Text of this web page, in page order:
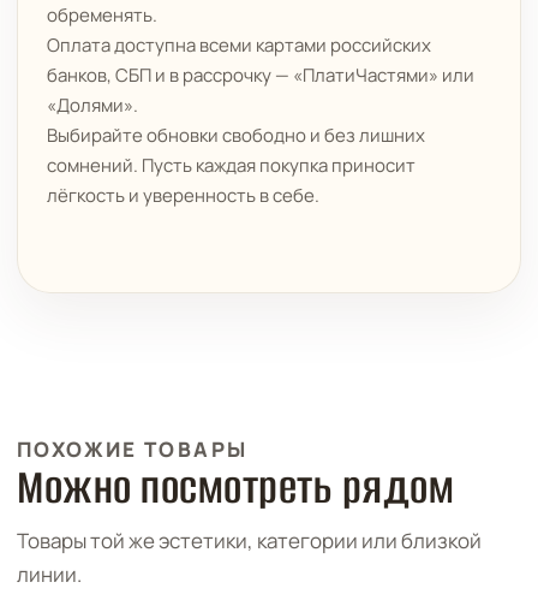
обременять.
Оплата доступна всеми картами российских
банков, СБП и в рассрочку — «ПлатиЧастями» или
«Долями».
Выбирайте обновки свободно и без лишних
сомнений. Пусть каждая покупка приносит
лёгкость и уверенность в себе.
ПОХОЖИЕ ТОВАРЫ
Можно посмотреть рядом
Товары той же эстетики, категории или близкой
линии.